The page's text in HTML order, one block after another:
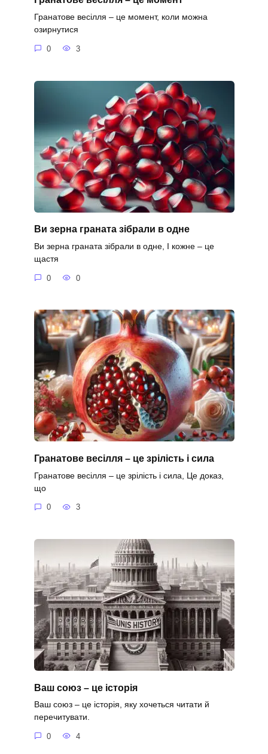
Гранатове весілля – це момент, коли можна
озирнутися
0 3
Ви зерна граната зібрали в одне
Ви зерна граната зібрали в одне, І кожне – це
щастя
0 0
Гранатове весілля – це зрілість і сила
Гранатове весілля – це зрілість і сила, Це доказ,
що
0 3
Ваш союз – це історія
Ваш союз – це історія, яку хочеться читати й
перечитувати.
0 4